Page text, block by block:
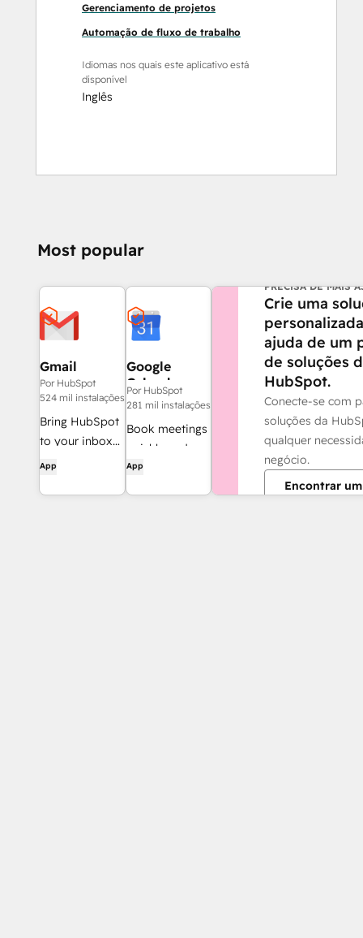
Gerenciamento de projetos
Automação de fluxo de trabalho
Idiomas nos quais este aplicativo está
disponível
Inglês
Most popular
Gmail
Por HubSpot
524 mil instalações
Bring HubSpot
to your inbox
with the
integration for
App
Google
Calendar
Por HubSpot
281 mil instalações
Book meetings
quickly and
easily with
App
PRECISA DE MAIS
Crie uma
ajuda de um
de soluções
HubSpot.
Conecte-se com
soluções da
qualquer
negócio.
Encontrar